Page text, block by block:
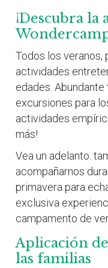
¡Descubra la
Todos los veranos,
actividades
edades.
excursiones para
actividades
más!
Vea un adelanto:
acompañarnos
primavera para
exclusiva
campamento de
Aplicación
las familias